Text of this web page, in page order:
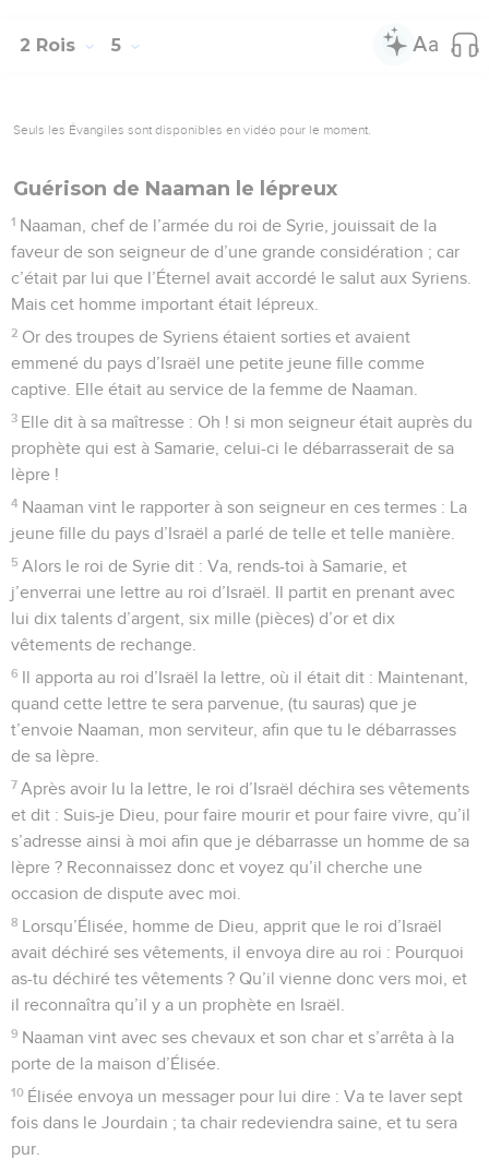
2 Rois 5
Seuls les Évangiles sont disponibles en vidéo pour le moment.
Guérison de Naaman le lépreux
1 Naaman, chef de l’armée du roi de Syrie, jouissait de la
faveur de son seigneur de d’une grande considération ; car
c’était par lui que l’Éternel avait accordé le salut aux Syriens.
Mais cet homme important était lépreux.
2 Or des troupes de Syriens étaient sorties et avaient
emmené du pays d’Israël une petite jeune fille comme
captive. Elle était au service de la femme de Naaman.
3 Elle dit à sa maîtresse : Oh ! si mon seigneur était auprès du
prophète qui est à Samarie, celui-ci le débarrasserait de sa
lèpre !
4 Naaman vint le rapporter à son seigneur en ces termes : La
jeune fille du pays d’Israël a parlé de telle et telle manière.
5 Alors le roi de Syrie dit : Va, rends-toi à Samarie, et
j’enverrai une lettre au roi d’Israël. Il partit en prenant avec
lui dix talents d’argent, six mille (pièces) d’or et dix
vêtements de rechange.
6 Il apporta au roi d’Israël la lettre, où il était dit : Maintenant,
quand cette lettre te sera parvenue, (tu sauras) que je
t’envoie Naaman, mon serviteur, afin que tu le débarrasses
de sa lèpre.
7 Après avoir lu la lettre, le roi d’Israël déchira ses vêtements
et dit : Suis-je Dieu, pour faire mourir et pour faire vivre, qu’il
s’adresse ainsi à moi afin que je débarrasse un homme de sa
lèpre ? Reconnaissez donc et voyez qu’il cherche une
occasion de dispute avec moi.
8 Lorsqu’Élisée, homme de Dieu, apprit que le roi d’Israël
avait déchiré ses vêtements, il envoya dire au roi : Pourquoi
as-tu déchiré tes vêtements ? Qu’il vienne donc vers moi, et
il reconnaîtra qu’il y a un prophète en Israël.
9 Naaman vint avec ses chevaux et son char et s’arrêta à la
porte de la maison d’Élisée.
10 Élisée envoya un messager pour lui dire : Va te laver sept
fois dans le Jourdain ; ta chair redeviendra saine, et tu sera
pur.